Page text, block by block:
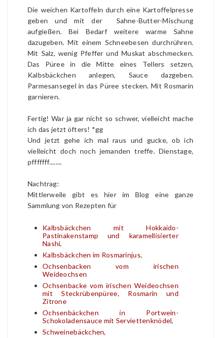
Die weichen Kartoffeln durch eine Kartoffelpresse
geben und mit der Sahne-Butter-Mischung
aufgießen. Bei Bedarf weitere warme Sahne
dazugeben. Mit einem Schneebesen durchrühren.
Mit Salz, wenig Pfeffer und Muskat abschmecken.
Das Püree in die Mitte eines Tellers setzen,
Kalbsbäckchen anlegen, Sauce dazgeben.
Parmesansegel in das Püree stecken. Mit Rosmarin
garnieren.
Fertig! War ja gar nicht so schwer, vielleicht mache
ich das jetzt öfters! *gg
Und jetzt gehe ich mal raus und gucke, ob ich
vielleicht doch noch jemanden treffe. Dienstage,
pfffffff........
Nachtrag:
Mittlerweile gibt es hier im Blog eine ganze
Sammlung von Rezepten für
Kalbsbäckchen mit Hokkaido-
Pastinakenstamp und karamellisierter
Nashi,
Kalbsbäckchen im Rosmarinjus,
Ochsenbacken
vom irischen
Weideochsen
Ochsenbacke vom irischen Weideochsen
mit Steckrübenpüree, Rosmarin und
Zitrone
Ochsenbäckchen in Portwein-
Schokoladensauce mit Serviettenknödel,
Schweinebäckchen,